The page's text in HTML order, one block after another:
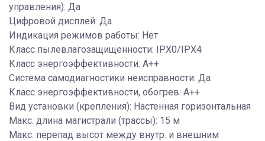
управления): Да
Цифровой дисплей: Да
Индикация режимов работы: Нет
Класс пылевлагозащищенности: IPX0/IPX4
Класс энергоэффективности: A++
Система самодиагностики неисправности: Да
Класс энергоэффективности, обогрев: A++
Вид установки (крепления): Настенная горизонтальная
Макс. длина магистрали (трассы): 15 м
Макс. перепад высот между внутр. и внешним